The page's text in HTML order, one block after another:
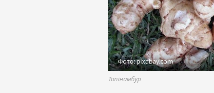
Фото: pixabay.com
Топінамбур